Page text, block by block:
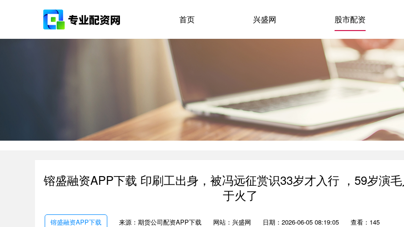
首页 兴盛网 股市配资
镕盛融资APP下载 印刷工出身，被冯远征赏识33岁才入行 ，59岁演
于火了
镕盛融资APP下载 来源：期货公司配资APP下载 网站：兴盛网 日期：2026-06-05 08:19:05 查看：145